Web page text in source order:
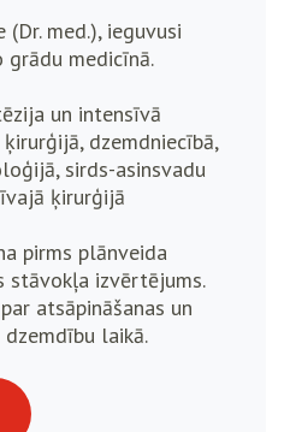
med.), ieguvusi
medicīnā.
un intensīvā
dzemdniecībā,
sirds-asinsvadu
ķirurģijā
pirms plānveida
stāvokļa izvērtējums.
atsāpināšanas un
laikā.